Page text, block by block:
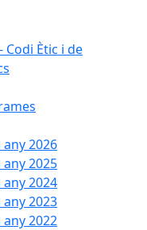
Codi Ètic i de
2026
2025
2024
2023
2022